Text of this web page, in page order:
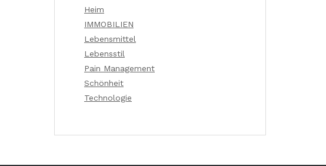
Heim
IMMOBILIEN
Lebensmittel
Lebensstil
Pain Management
Schönheit
Technologie